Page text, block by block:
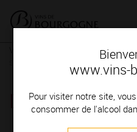
www.vins-
Pour visiter notre site,
consommer de l'alcool
DOMAINE DE